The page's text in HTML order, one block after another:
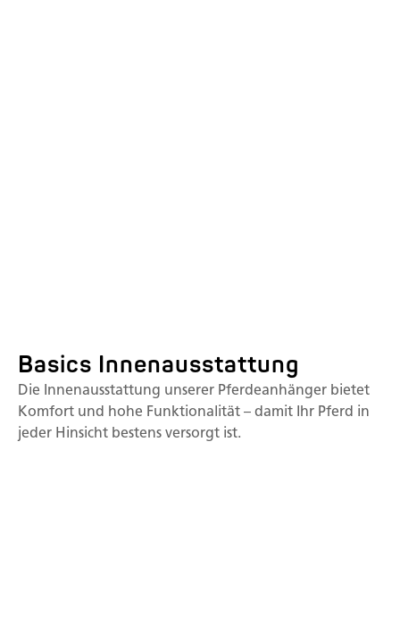
Basics Innenausstattung
Die Innenausstattung unserer Pferdeanhänger bietet
Komfort und hohe Funktionalität – damit Ihr Pferd in
jeder Hinsicht bestens versorgt ist.